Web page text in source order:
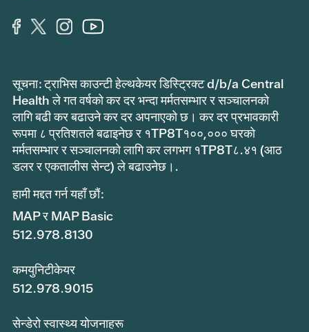
सूचना: ट्राभिस काउन्टी हेल्थकेयर डिस्ट्रिक्ट d/b/a Central
Health ले गत वर्षको कर दर भन्दा मर्मतसम्भार र सञ्चालनको
लागि बढी कर बढाउने कर दर अपनाएको छ। कर दर प्रभावकारी
रूपमा ८ प्रतिशतले बढाइनेछ र १TP8T१००,००० घरको
मर्मतसम्भार र सञ्चालनको लागि कर लगभग १TP8T८.४१ (आठ
डलर र एकतालीस सेन्ट) ले बढाउनेछ।.
हामी मद्दत गर्न यहाँ छौं:
MAP र MAP Basic
512.978.8130
कमयुनिटीकेयर
512.978.9015
सेन्डेरो स्वास्थ्य योजनाहरू